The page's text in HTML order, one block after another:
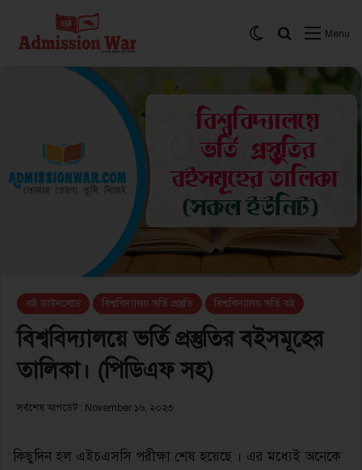
Menu
সার্চ করুন
Switch skin
বই ডাউনলোড বিশ্ববিদ্যালয় ভর্তি প্রস্তুতি বিশ্ববিদ্যালয় ভর্তি বই
বিশ্ববিদ্যালয়ে ভর্তি প্রস্তুতির বইসমূহের
তালিকা। (পিডিএফ সহ)
সর্বশেষ আপডেট : November ১৬, ২০২৩
কিছুদিন হল এইচএসসি পরীক্ষা শেষ হয়েছে । এর মধ্যেই অনেকে